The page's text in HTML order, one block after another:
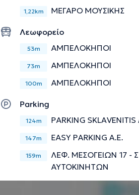
Την περιγραφή επιμελείται η ομάδα του
1,22km ΜΕΓΑΡΟ ΜΟΥΣΙΚΗΣ
Λεωφορείο
53m ΑΜΠΕΛΟΚΗΠΟΙ
73m ΑΜΠΕΛΟΚΗΠΟΙ
100m ΑΜΠΕΛΟΚΗΠΟΙ
Parking
124m PARKING
147m EASY PARKING Α.Ε.
159m
ΛΕΦ. ΜΕΣΟΓΕΙΩΝ 17 -
ΑΥΤΟΚΙΝΗΤΩΝ